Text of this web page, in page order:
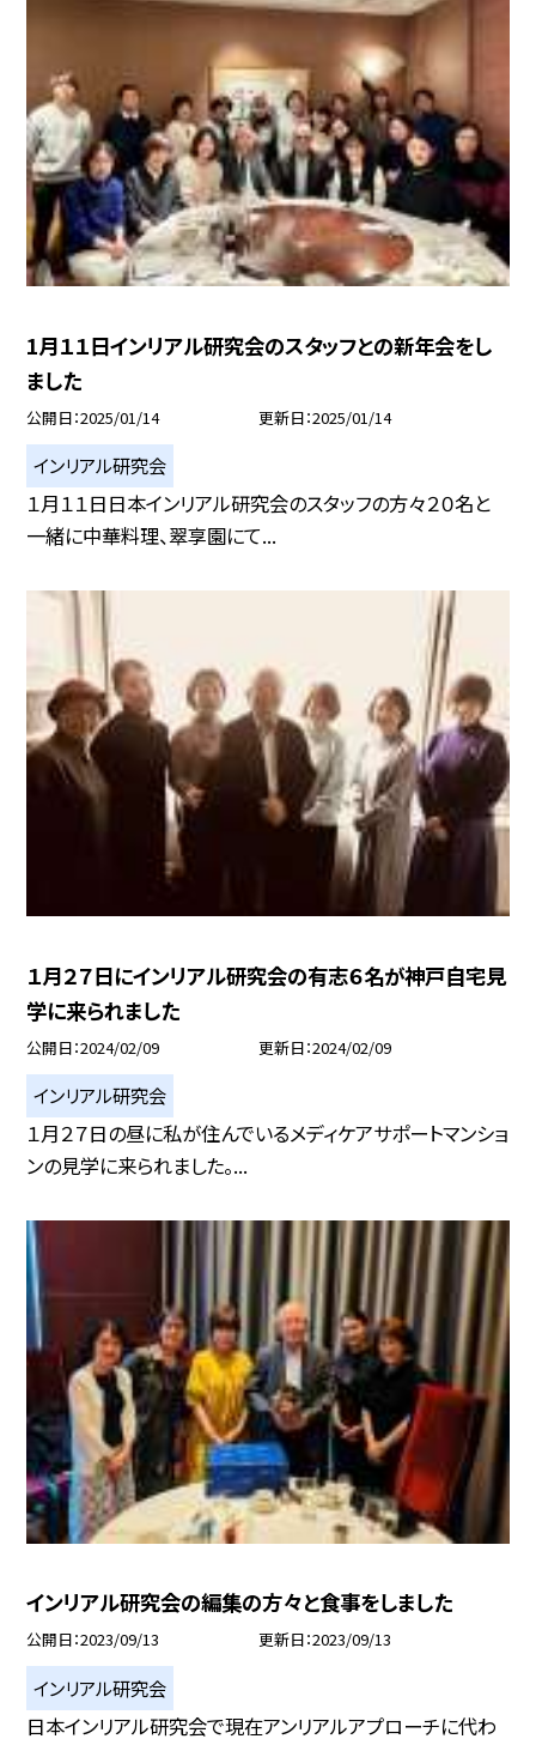
1月１１日インリアル研究会のスタッフとの新年会をし
ました
公開日 2025/01/14 更新日 2025/01/14
インリアル研究会
１月１１日日本インリアル研究会のスタッフの方々２０名と
一緒に中華料理、翠享園にて...
１月２７日にインリアル研究会の有志６名が神戸自宅見
学に来られました
公開日 2024/02/09 更新日 2024/02/09
インリアル研究会
１月２７日の昼に私が住んでいるメディケアサポートマンショ
ンの見学に来られました。...
インリアル研究会の編集の方々と食事をしました
公開日 2023/09/13 更新日 2023/09/13
インリアル研究会
日本インリアル研究会で現在アンリアルアプローチに代わ